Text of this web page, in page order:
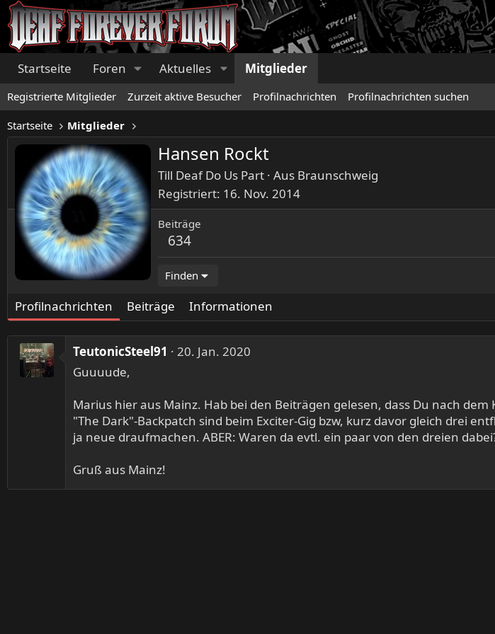
Startseite Foren Aktuelles Mitglieder
Registrierte Mitglieder Zurzeit aktive Besucher Profilnachrichten Profilnachrichten suchen
Startseite Mitglieder
Hansen Rockt
Till Deaf Do Us Part · Aus Braunschweig
Registriert 16. Nov. 2014
Beiträge
634
Finden
Profilnachrichten Beiträge Informationen
TeutonicSteel91
20. Jan. 2020
Guuuude,
Marius hier aus Mainz. Hab bei den Beiträgen gelesen, dass Du nach
"The Dark"-Backpatch sind beim Exciter-Gig bzw, kurz davor gleich drei
ja neue draufmachen. ABER: Waren da evtl. ein paar von den dreien
Gruß aus Mainz!